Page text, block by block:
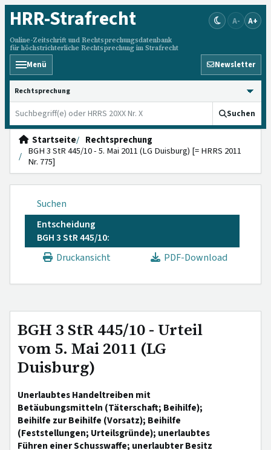
HRR-Strafrecht
Online-Zeitschrift und Rechtsprechungsdatenbank
für höchstrichterliche Rechtsprechung im Strafrecht
A- A+
Menü Newsletter
HRRS durchsuchen
Suchen
Startseite
Rechtsprechung
BGH 3 StR 445/10 - 5. Mai 2011 (LG Duisburg) [= HRRS 2011
Nr. 775]
Suchen
Entscheidung
BGH 3 StR 445/10:
Druckansicht
PDF-Download
BGH 3 StR 445/10 - Urteil
vom 5. Mai 2011 (LG
Duisburg)
Unerlaubtes Handeltreiben mit
Betäubungsmitteln (Täterschaft; Beihilfe);
Beihilfe zur Beihilfe (Vorsatz); Beihilfe
(Feststellungen; Urteilsgründe); unerlaubtes
Führen einer Schusswaffe; unerlaubter Besitz